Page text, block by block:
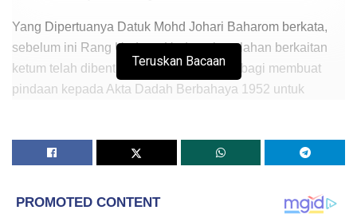
Yang Dipertuanya Datuk Mohd Johari Baharom berkata,
sebelum ini Rang Undang-Undang kesalahan berkaitan
ketum telah dibentang di Dewan Rakyat bagi membuat
pindaan kepada Akta Dadah Berbahaya 1952 untuk
“Bagaimanapun, ia ditangguhkan sebab terdapat anggota
Parlimen yang mahu ia diperhalusi dan diperbaiki dan
di Parlimen.
Teruskan Bacaan